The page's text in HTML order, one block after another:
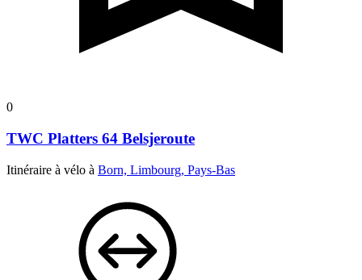
0
TWC Platters 64 Belsjeroute
Itinéraire à vélo à Born, Limbourg, Pays-Bas